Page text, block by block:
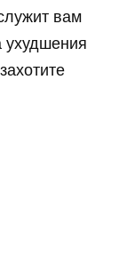
вам
ухудшения